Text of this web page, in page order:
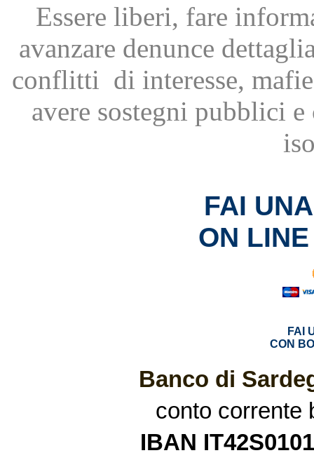
Essere liberi, fare
avanzare denunce
conflitti di interesse,
avere sostegni pubblici
FAI
ON
FAI
CON
Banco di
conto corrente
IBAN